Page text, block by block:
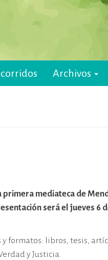
Archivos
primera mediateca de
será el jueves
formatos: libros, tesis,
y Justicia.